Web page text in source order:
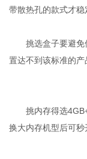
带散热孔的款式才稳
挑选盒子要避
置达不到该标准的产
挑内存得选
换大内存机型后可秒